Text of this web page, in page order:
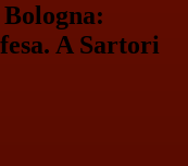
A Sartori